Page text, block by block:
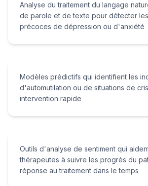
Analyse du traitement du langage
de parole et de texte pour détecter
précoces de dépression ou d'anxiété
Modèles prédictifs qui identifient les
d'automutilation ou de situations de
intervention rapide
Outils d'analyse de sentiment qui
thérapeutes à suivre les progrès du
réponse au traitement dans le temps